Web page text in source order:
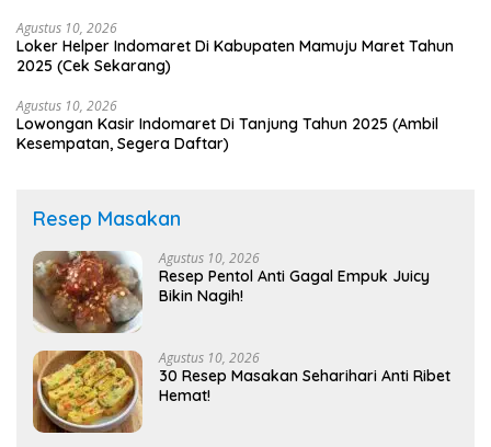
Agustus 10, 2026
Loker Helper Indomaret Di Kabupaten Mamuju Maret Tahun
2025 (Cek Sekarang)
Agustus 10, 2026
Lowongan Kasir Indomaret Di Tanjung Tahun 2025 (Ambil
Kesempatan, Segera Daftar)
Resep Masakan
Agustus 10, 2026
Resep Pentol Anti Gagal Empuk Juicy
Bikin Nagih!
Agustus 10, 2026
30 Resep Masakan Seharihari Anti Ribet
Hemat!